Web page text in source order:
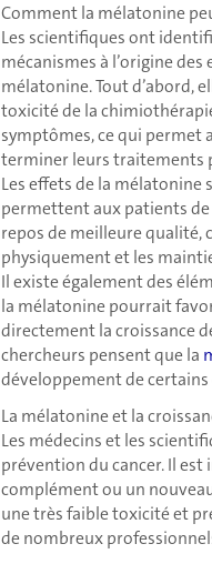
Comment la mélatonine
Les scientifiques ont
mécanismes à l’origine des
mélatonine. Tout d’abord,
toxicité de la
symptômes, ce qui permet
terminer leurs traitements
Les effets de la mélatonine
permettent aux patients de
repos de meilleure qualité,
physiquement et les
Il existe également des
la mélatonine pourrait
directement la croissance
chercheurs pensent que la
développement de certains
La mélatonine et la
Les médecins et les
prévention du cancer. Il
complément ou un
une très faible toxicité et
de nombreux